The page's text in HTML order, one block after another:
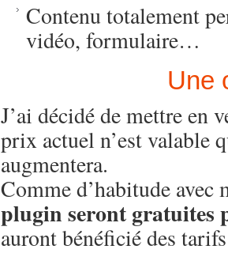
Contenu totalement
vidéo, formulaire…
Une
J’ai décidé de mettre en
prix actuel n’est valable
augmentera.
Comme d’habitude
plugin seront gratuites
auront bénéficié des